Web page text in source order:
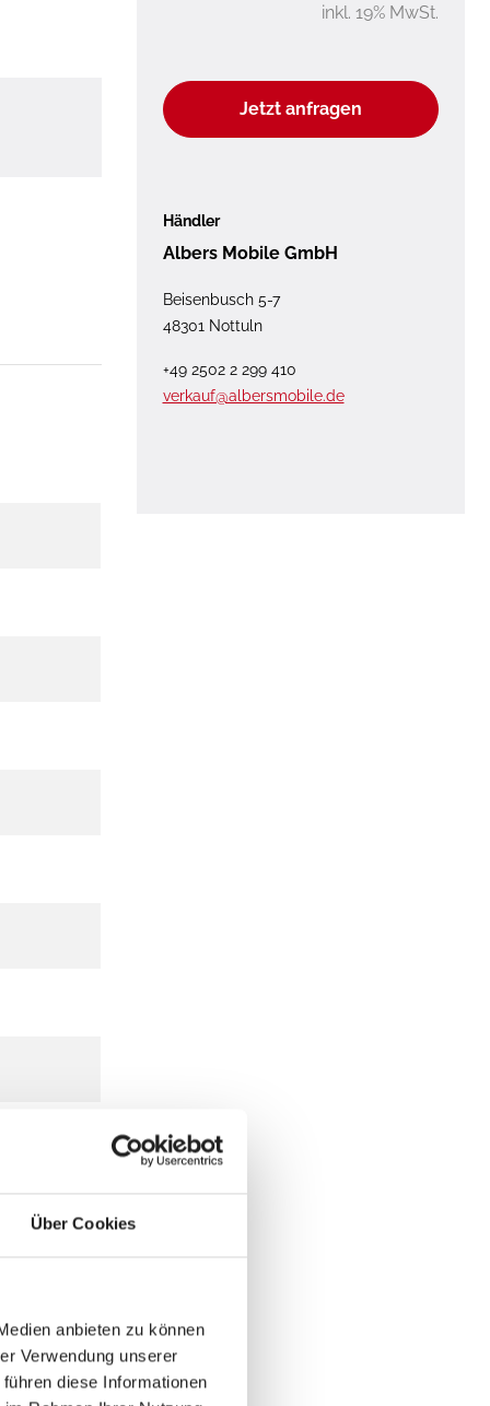
Über Cookies
anbieten zu können
Verwendung unserer
diese Informationen
inkl. 19% MwSt.
Jetzt anfragen
Händler
Albers Mobile GmbH
Beisenbusch 5-7
48301 Nottuln
+49 2502 2 299 410
verkauf@albersmobile.de